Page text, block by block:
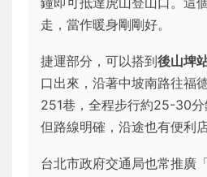
走，當作暖身剛剛好。
捷運部分，可以搭到後山埤
口出來，沿著中坡南路往福
251巷，全程步行約25-30分
但路線明確，沿途也有便利
台北市政府交通局也常推廣